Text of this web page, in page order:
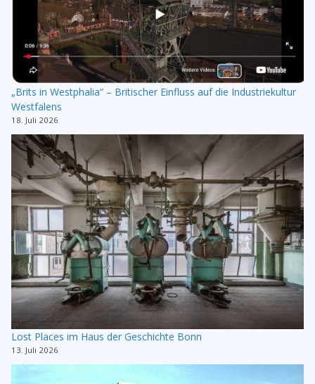
„Brits in Westphalia“ – Britischer Einfluss auf die Industriekultur
Westfalens
18. Juli 2026
Lost Places im Haus der Geschichte Bonn
13. Juli 2026